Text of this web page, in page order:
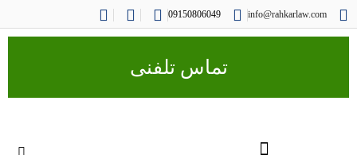
info@rahkarlaw.com
09150806049
تماس تلفنی